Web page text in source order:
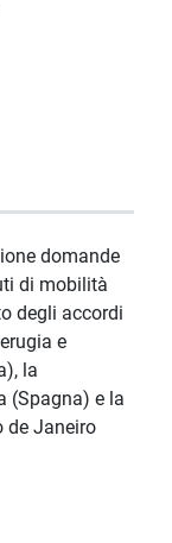
domande
di mobilità
degli accordi
e
la
(Spagna) e la
de Janeiro